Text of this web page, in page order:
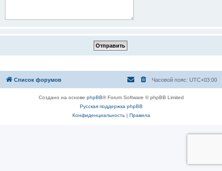
Список форумов Часовой пояс: UTC+03:00
Создано на основе phpBB® Forum Software © phpBB Limited
Русская поддержка phpBB
Конфиденциальность| Правила